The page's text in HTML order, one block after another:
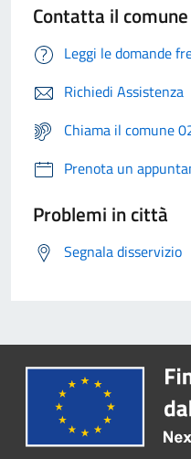
Contatta il comune
Leggi le domande
Richiedi Assistenza
Chiama il comune
Prenota un
Problemi in città
Segnala disservizio